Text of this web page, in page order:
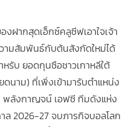
งฝากสุดเอ็กซ์คลูซีฟเอาใจเจ้า
วามสัมพันธ์กับต้นสังกัดใหม่ได้
หรับ ยอดกุนซือชาวเกาหลีใต้
นาม) ที่เพิ่งเข้ามารับตำแหน่ง
พลังกาญจน์ เอฟซี ทีมดังแห่ง
2026-27 จบภารกิจบอลโลก